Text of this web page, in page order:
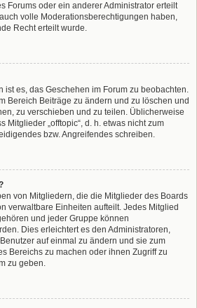
Forums oder ein anderer Administrator erteilt
volle Moderationsberechtigungen haben,
Recht erteilt wurde.
ist es, das Geschehen im Forum zu beobachten.
Bereich Beiträge zu ändern und zu löschen und
zu verschieben und zu teilen. Üblicherweise
Mitglieder „offtopic“, d. h. etwas nicht zum
bzw. Angreifendes schreiben.
von Mitgliedern, die die Mitglieder des Boards
verwaltbare Einheiten aufteilt. Jedes Mitglied
und jeder Gruppe können
Dies erleichtert es den Administratoren,
auf einmal zu ändern und sie zum
Bereichs zu machen oder ihnen Zugriff zu
zu geben.